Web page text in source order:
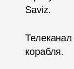
Saviz.
корабля.